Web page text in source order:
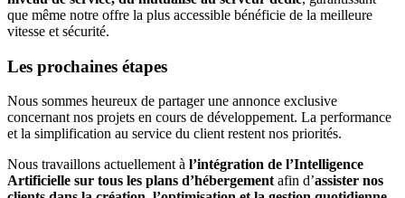
que même notre offre la plus accessible bénéficie de la meilleure
vitesse et sécurité.
Les prochaines étapes
Nous sommes heureux de partager une annonce exclusive
concernant nos projets en cours de développement. La performance
et la simplification au service du client restent nos priorités.
Nous travaillons actuellement à l’intégration de l’Intelligence
Artificielle sur tous les plans d’hébergementafin d’assister nos